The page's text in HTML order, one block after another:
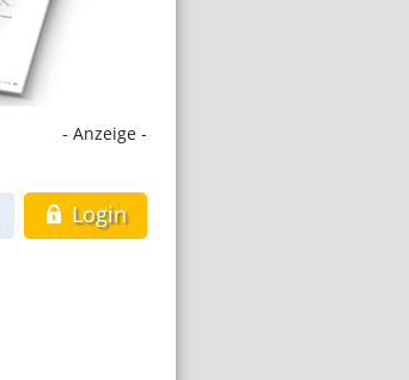
- Anzeige -
Login